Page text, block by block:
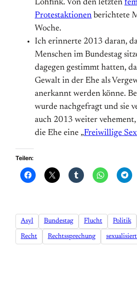
Lohfink. Von den letzten
Protestaktionen berichtete
Woche.
Ich erinnerte 2013 daran,
Menschen im Bundestag
dagegen gestimmt hatten,
Gewalt in der Ehe als
anerkannt werden könne.
wurde nachgefragt und sie
auch 2013 weiter
die Ehe eine „Freiwillige
Teilen:
Asyl Bundestag Flucht Politik
Recht Rechtssprechung